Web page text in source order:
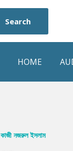
Search
HOME
Hot & New
কাজী নজরুল ইসলাম